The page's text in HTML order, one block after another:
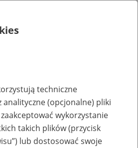
techniczne
analityczne (opcjonalne) pliki
wykorzystanie
takich plików (przycisk
lub dostosować swoje